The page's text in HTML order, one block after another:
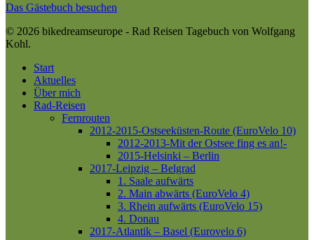
Das Gästebuch besuchen
© 2026 bikedreamseurope - Rad Reisen Tagebuch von Wolfgang
Kohl.
Close
Menu
Start
Aktuelles
Über mich
Rad-Reisen
Fernrouten
2012-2015-Ostseeküsten-Route (EuroVelo 10)
2012-2013-Mit der Ostsee fing es an!-
2015-Helsinki – Berlin
2017-Leipzig – Belgrad
1. Saale aufwärts
2. Main abwärts (EuroVelo 4)
3. Rhein aufwärts (EuroVelo 15)
4. Donau
2017-Atlantik – Basel (Eurovelo 6)